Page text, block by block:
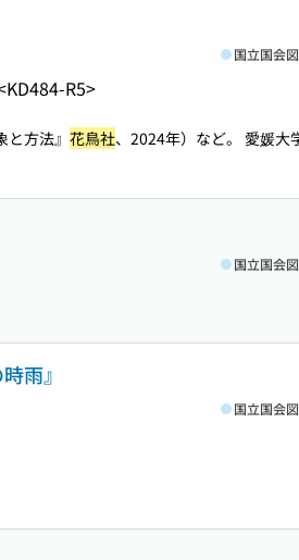
R5>
国立国会
方法』 花鳥社、2024年）など。 愛媛大
国立国会
雨』
国立国会